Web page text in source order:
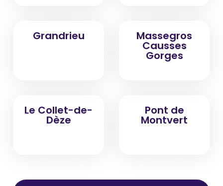
Grandrieu Massegros
Causses
Gorges
Le Collet-de-
Dèze
Pont de
Montvert